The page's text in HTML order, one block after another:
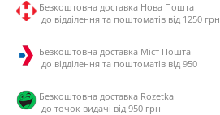
Безкоштовна доставка Нова Пошта
до відділення та поштоматів від 1250 грн
Безкоштовна доставка Міст Пошта
до відділення та поштоматів від 950
Безкоштовна доставка Rozetka
до точок видачі від 950 грн